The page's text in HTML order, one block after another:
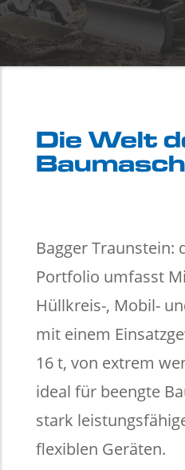
Die Welt
Bagger Traunstein:
Portfolio umfasst
Hüllkreis-, Mobil-
mit einem
16 t, von extrem
ideal für beengte
stark
flexiblen Geräten.